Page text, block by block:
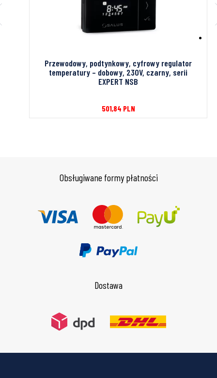
Przewodowy, podtynkowy, cyfrowy regulator
temperatury – dobowy, 230V, czarny, serii
EXPERT NSB
501,84 PLN
Obsługiwane formy płatności
Dostawa